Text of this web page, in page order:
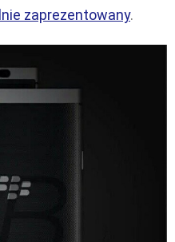
zaprezentowany.